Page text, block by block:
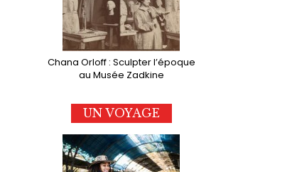
Chana Orloff : Sculpter l’époque
au Musée Zadkine
UN VOYAGE